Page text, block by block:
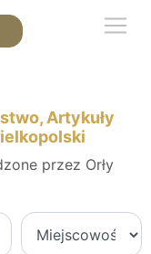
Artykuły
przez Orły